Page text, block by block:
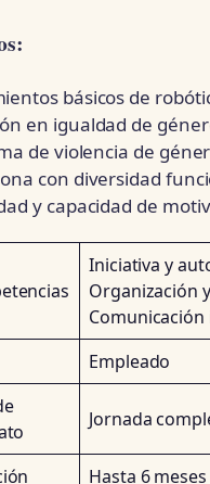
básicos de
en igualdad de
de violencia de
con diversidad
y capacidad de
Iniciativa y
Organización
Empleado
Jornada
Hasta 6 meses